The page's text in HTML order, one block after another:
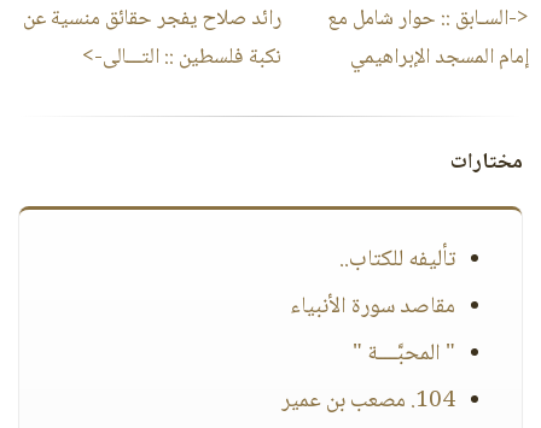
<-السـابق :: حوار شامل مع
إمام المسجد الإبراهيمي
رائد صلاح يفجر حقائق منسية عن
نكبة فلسطين :: التـــالى->
مختارات
تأليفه للكتاب..
مقاصد سورة الأنبياء
" المحبَّــــة "
104. مصعب بن عمير